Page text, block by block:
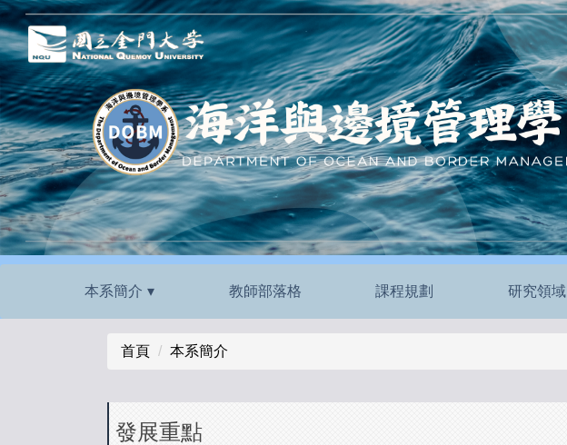
跳
到
主
要
內
容
區
本系簡介 教師部落格 課程規劃 研究領域
首頁 本系簡介
發展重點